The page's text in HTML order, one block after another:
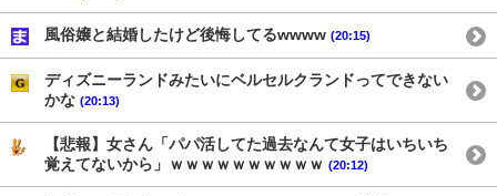
風俗嬢と結婚したけど後悔してるwwww (20:15)
ディズニーランドみたいにベルセルクランドってできない
かな (20:13)
【悲報】女さん「パパ活してた過去なんて女子はいちいち
覚えてないから」ｗｗｗｗｗｗｗｗｗｗ (20:12)